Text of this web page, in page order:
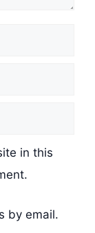
in this
by email.